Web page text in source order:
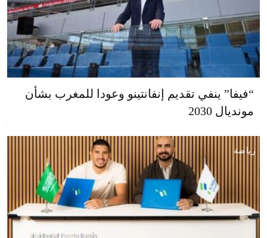
“فيفا” ينفي تقديم إنفانتينو وعودا للمغرب بشأن
مونديال 2030
رياضة